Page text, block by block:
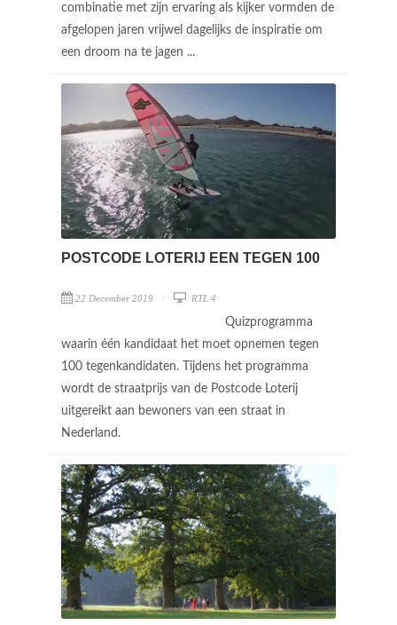
combinatie met zijn ervaring als kijker vormden de
afgelopen jaren vrijwel dagelijks de inspiratie om
een droom na te jagen ...
POSTCODE LOTERIJ EEN TEGEN 100
22 December 2019 RTL 4
Quizprogramma
waarin één kandidaat het moet opnemen tegen
100 tegenkandidaten. Tijdens het programma
wordt de straatprijs van de Postcode Loterij
uitgereikt aan bewoners van een straat in
Nederland.